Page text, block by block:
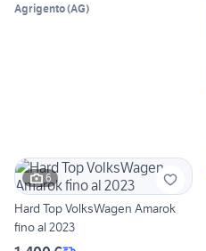
Agrigento(AG)
6
Hard Top VolksWagen Amarok
fino al 2023